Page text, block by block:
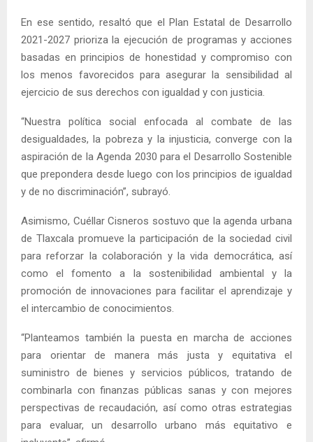
En ese sentido, resaltó que el Plan Estatal de Desarrollo
2021-2027 prioriza la ejecución de programas y acciones
basadas en principios de honestidad y compromiso con
los menos favorecidos para asegurar la sensibilidad al
ejercicio de sus derechos con igualdad y con justicia.
“Nuestra política social enfocada al combate de las
desigualdades, la pobreza y la injusticia, converge con la
aspiración de la Agenda 2030 para el Desarrollo Sostenible
que prepondera desde luego con los principios de igualdad
y de no discriminación”, subrayó.
Asimismo, Cuéllar Cisneros sostuvo que la agenda urbana
de Tlaxcala promueve la participación de la sociedad civil
para reforzar la colaboración y la vida democrática, así
como el fomento a la sostenibilidad ambiental y la
promoción de innovaciones para facilitar el aprendizaje y
el intercambio de conocimientos.
“Planteamos también la puesta en marcha de acciones
para orientar de manera más justa y equitativa el
suministro de bienes y servicios públicos, tratando de
combinarla con finanzas públicas sanas y con mejores
perspectivas de recaudación, así como otras estrategias
para evaluar, un desarrollo urbano más equitativo e